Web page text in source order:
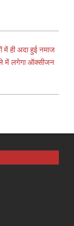
में ही अदा हुई नमाज
में लगेगा ऑक्सीजन